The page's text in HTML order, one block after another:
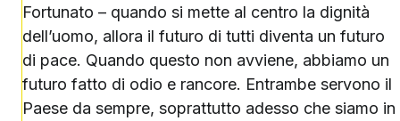
Fortunato – quando si mette al centro la dignità
dell’uomo, allora il futuro di tutti diventa un futuro
di pace. Quando questo non avviene, abbiamo un
futuro fatto di odio e rancore. Entrambe servono il
Paese da sempre, soprattutto adesso che siamo in